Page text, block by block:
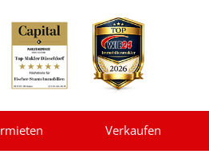
Verkaufen